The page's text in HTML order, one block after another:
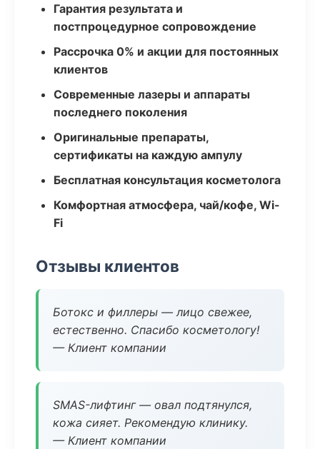
Гарантия результата и
постпроцедурное сопровождение
Рассрочка 0% и акции для постоянных
клиентов
Современные лазеры и аппараты
последнего поколения
Оригинальные препараты,
сертификаты на каждую ампулу
Бесплатная консультация косметолога
Комфортная атмосфера, чай/кофе, Wi-
Fi
Отзывы клиентов
Ботокс и филлеры — лицо свежее,
естественно. Спасибо косметологу!
— Клиент компании
SMAS-лифтинг — овал подтянулся,
кожа сияет. Рекомендую клинику.
— Клиент компании